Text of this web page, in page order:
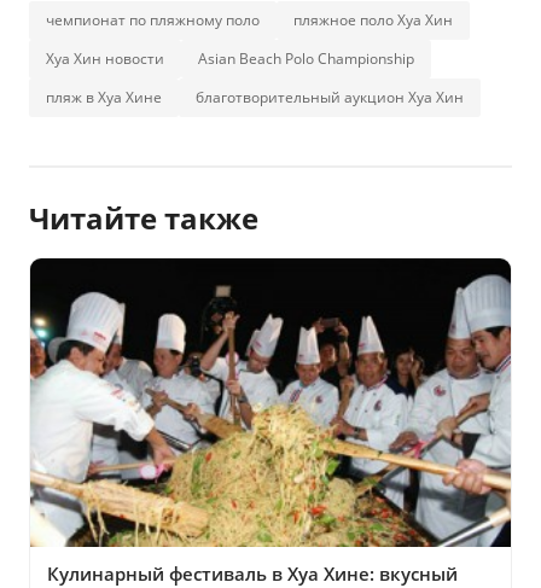
чемпионат по пляжному поло
пляжное поло Хуа Хин
Хуа Хин новости
Asian Beach Polo Championship
пляж в Хуа Хине
благотворительный аукцион Хуа Хин
Читайте также
Кулинарный фестиваль в Хуа Хине: вкусный